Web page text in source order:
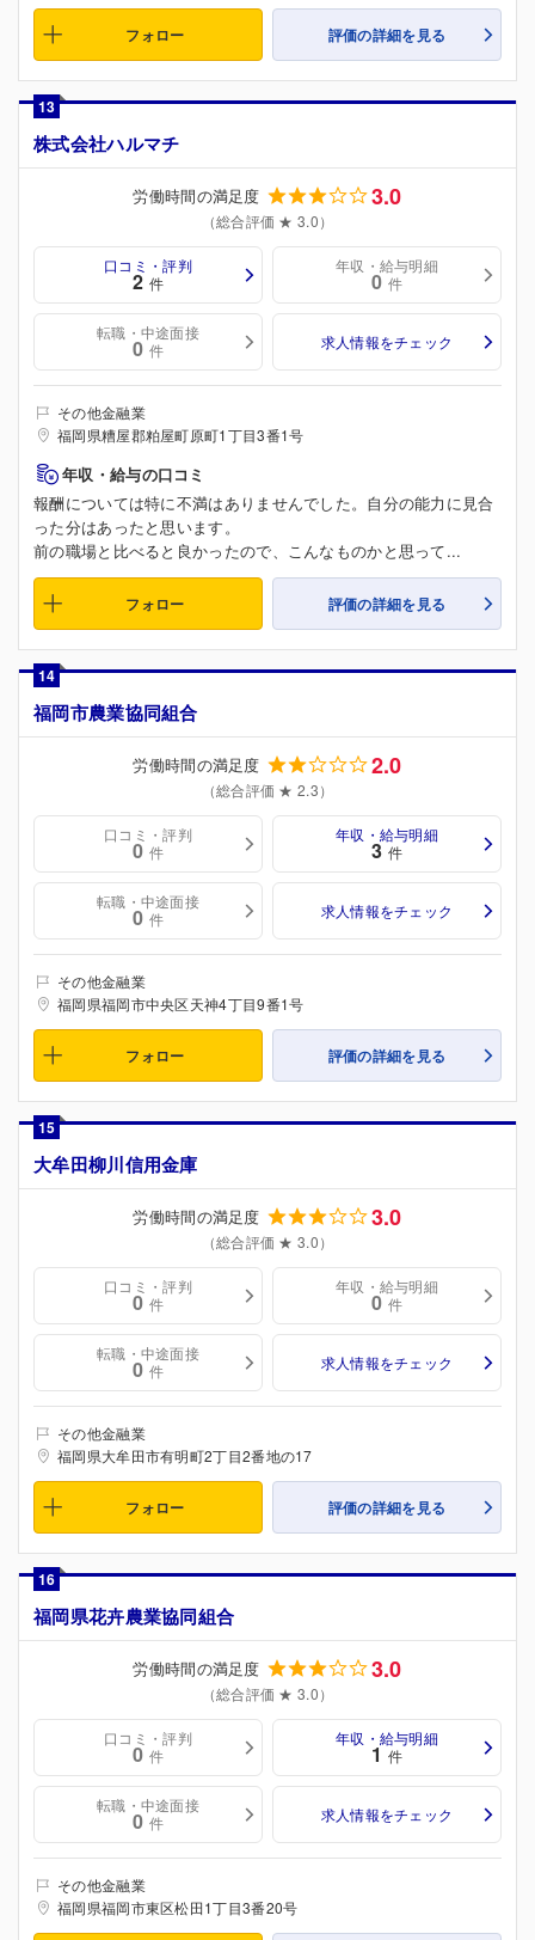
フォロー 評価の詳細を見る
13
株式会社ハルマチ
労働時間の満足度 3.0
（総合評価 ★ 3.0）
口コミ・評判
2 件
年収・給与明細
0 件
転職・中途面接
0 件 求人情報をチェック
その他金融業
福岡県糟屋郡粕屋町原町1丁目3番1号
年収・給与の口コミ
報酬については特に不満はありませんでした。自分の能力に見合
った分はあったと思います。
前の職場と比べると良かったので、こんなものかと思って...
フォロー 評価の詳細を見る
14
福岡市農業協同組合
労働時間の満足度 2.0
（総合評価 ★ 2.3）
口コミ・評判
0 件
年収・給与明細
3 件
転職・中途面接
0 件 求人情報をチェック
その他金融業
福岡県福岡市中央区天神4丁目9番1号
フォロー 評価の詳細を見る
15
大牟田柳川信用金庫
労働時間の満足度 3.0
（総合評価 ★ 3.0）
口コミ・評判
0 件
年収・給与明細
0 件
転職・中途面接
0 件 求人情報をチェック
その他金融業
福岡県大牟田市有明町2丁目2番地の17
フォロー 評価の詳細を見る
16
福岡県花卉農業協同組合
労働時間の満足度 3.0
（総合評価 ★ 3.0）
口コミ・評判
0 件
年収・給与明細
1 件
転職・中途面接
0 件 求人情報をチェック
その他金融業
福岡県福岡市東区松田1丁目3番20号